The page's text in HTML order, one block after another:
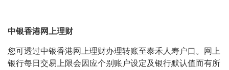
中银香港网上理财
您可透过中银香港网上理财办理转账至泰禾人寿户口。网上
银行每日交易上限会因应个别账户设定及银行默认值而有所